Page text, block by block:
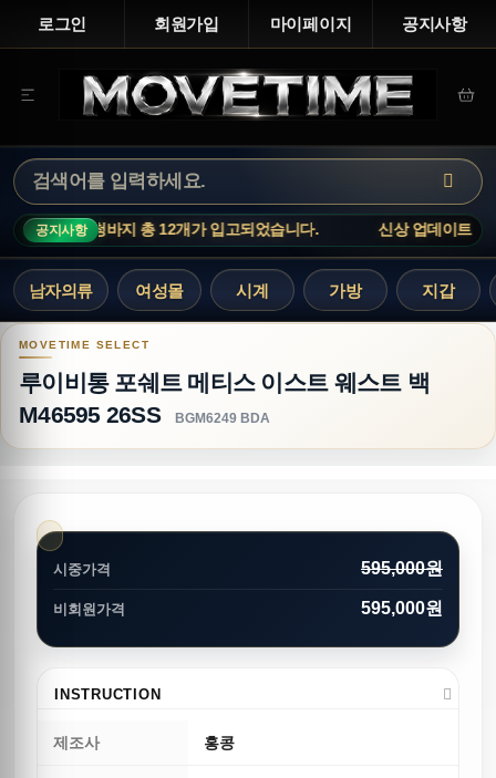
로그인 회원가입 마이페이지 공지사항
공지사항
바지 총 12개가 입고되었습니다. 신상 업데이트 : 루이비통 티셔
남자의류 여성몰 시계 가방 지갑
루이비통 포쉐트 메티스 이스트 웨스트 백
루이비통 포쉐트 메티스 이스트 웨스트 백
M46595 26SS
BGM6249 BDA
시중가격 595,000원
비회원가격 595,000원
INSTRUCTION
제조사 홍콩